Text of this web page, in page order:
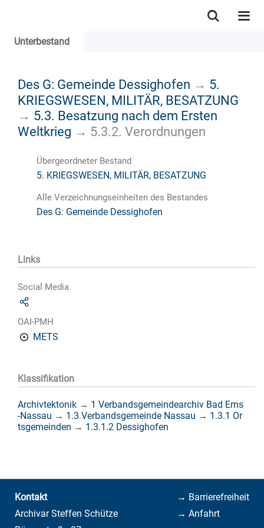
Unterbestand
Des G: Gemeinde Dessighofen → 5.
KRIEGSWESEN, MILITÄR, BESATZUNG
→ 5.3. Besatzung nach dem Ersten
Weltkrieg → 5.3.2. Verordnungen
Übergeordneter Bestand
5. KRIEGSWESEN, MILITÄR, BESATZUNG
Alle Verzeichnungseinheiten des Bestandes
Des G: Gemeinde Dessighofen
Links
Social Media
OAI-PMH
METS
Klassifikation
Archivtektonik → 1 Verbandsgemeindearchiv Bad Ems
-Nassau → 1.3 Verbandsgemeinde Nassau → 1.3.1 Or
tsgemeinden → 1.3.1.2 Dessighofen
→ Barrierefreiheit
→ Anfahrt
Kontakt
Archivar Steffen Schütze